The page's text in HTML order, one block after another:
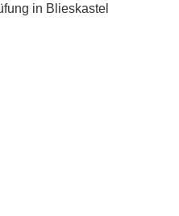
in Blieskastel